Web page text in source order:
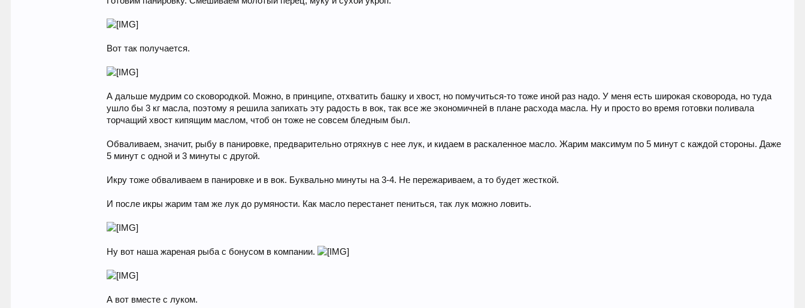
Вот так получается.
А дальше мудрим со сковородкой. Можно, в принципе, отхватить башку и хвост, но помучиться-то тоже иной раз надо. У меня есть широкая сковорода, но туда
ушло бы 3 кг масла, поэтому я решила запихать эту радость в вок, так все же экономичней в плане расхода масла. Ну и просто во время готовки поливала
торчащий хвост кипящим маслом, чтоб он тоже не совсем бледным был.
Обваливаем, значит, рыбу в панировке, предварительно отряхнув с нее лук, и кидаем в раскаленное масло. Жарим максимум по 5 минут с каждой стороны. Даже
5 минут с одной и 3 минуты с другой.
Икру тоже обваливаем в панировке и в вок. Буквально минуты на 3-4. Не пережариваем, а то будет жесткой.
И после икры жарим там же лук до румяности. Как масло перестанет пениться, так лук можно ловить.
Ну вот наша жареная рыба с бонусом в компании.
А вот вместе с луком.